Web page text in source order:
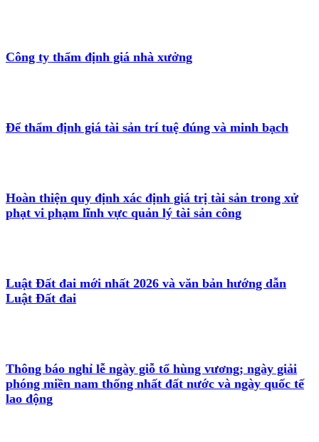
Công ty thẩm định giá nhà xưởng
Để thẩm định giá tài sản trí tuệ đúng và minh bạch
Hoàn thiện quy định xác định giá trị tài sản trong xử
phạt vi phạm lĩnh vực quản lý tài sản công
Luật Đất đai mới nhất 2026 và văn bản hướng dẫn
Luật Đất đai
Thông báo nghỉ lễ ngày giỗ tổ hùng vương; ngày giải
phóng miền nam thống nhất đất nước và ngày quốc tế
lao động